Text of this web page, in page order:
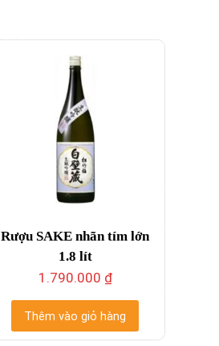
Rượu SAKE nhãn tím lớn
1.8 lít
1.790.000 ₫
Thêm vào giỏ hàng